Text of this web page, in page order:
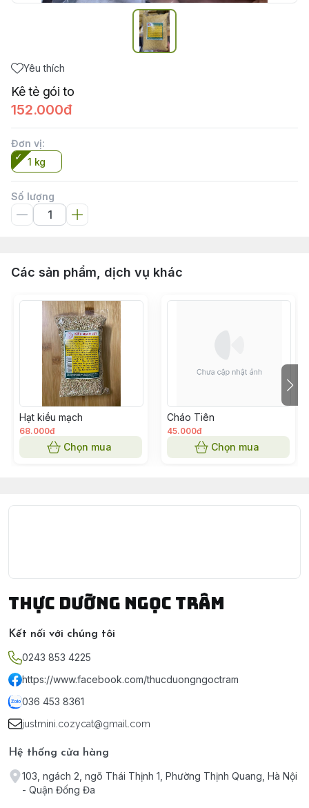
Yêu thích
Kê tẻ gói to
152.000đ
Đơn vị:
1 kg
Số lượng
Các sản phẩm, dịch vụ khác
Hạt kiều mạch
68.000đ
Chọn mua
Cháo Tiên
45.000đ
Chọn mua
Thực Dưỡng Ngọc Trâm
Kết nối với chúng tôi
0243 853 4225
https://www.facebook.com/thucduongngoctram
036 453 8361
justmini.cozycat@gmail.com
Hệ thống cửa hàng
103, ngách 2, ngõ Thái Thịnh 1, Phường Thịnh Quang, Hà Nội
- Quận Đống Đa